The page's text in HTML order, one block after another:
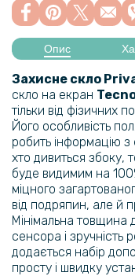
Опис
Захисне скло
скло на екран
тільки від фізичних
Його особливість
робить інформацію
хто дивиться збоку,
буде видимим на
міцного
від подряпин, але й
Мінімальна товщина
сенсора і зручність
додається набір
просту і швидку